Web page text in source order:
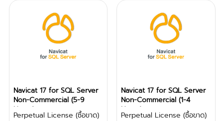
Navicat 17 for SQL Server
Non-Commercial (5-9
Users)
Perpetual License (ซื้อขาด)
Navicat 17 for SQL Server
Non-Commercial (1-4
Users)
Perpetual License (ซื้อขาด)